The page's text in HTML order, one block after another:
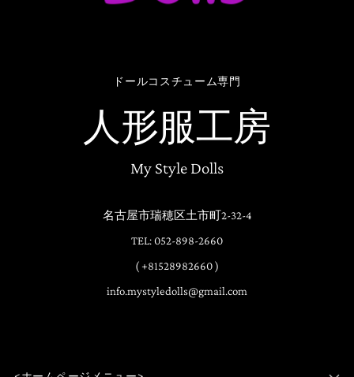
ドールコスチューム専門
人形服工房
My Style Dolls
名古屋市瑞穂区土市町2-32-4
TEL: 052-898-2660
( +81528982660 )
info.mystyledolls@gmail.com